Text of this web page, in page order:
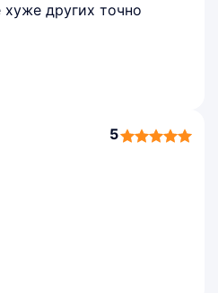
других точно
5
5,0